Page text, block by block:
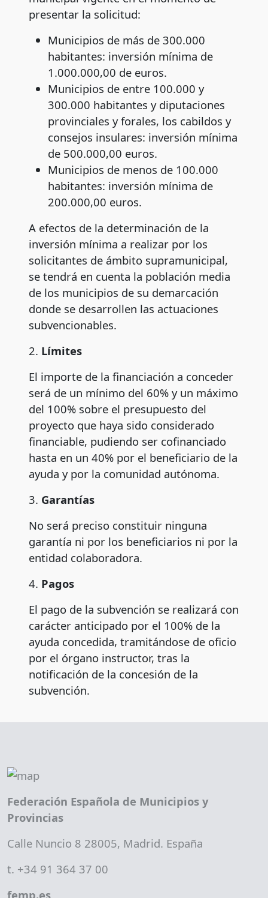
presentar la solicitud:
Municipios de más de 300.000
habitantes: inversión mínima de
1.000.000,00 de euros.
Municipios de entre 100.000 y
300.000 habitantes y diputaciones
provinciales y forales, los cabildos y
consejos insulares: inversión mínima
de 500.000,00 euros.
Municipios de menos de 100.000
habitantes: inversión mínima de
200.000,00 euros.
A efectos de la determinación de la
inversión mínima a realizar por los
solicitantes de ámbito supramunicipal,
se tendrá en cuenta la población media
de los municipios de su demarcación
donde se desarrollen las actuaciones
subvencionables.
2. Límites
El importe de la financiación a conceder
será de un mínimo del 60% y un máximo
del 100% sobre el presupuesto del
proyecto que haya sido considerado
financiable, pudiendo ser cofinanciado
hasta en un 40% por el beneficiario de la
ayuda y por la comunidad autónoma.
3. Garantías
No será preciso constituir ninguna
garantía ni por los beneficiarios ni por la
entidad colaboradora.
4. Pagos
El pago de la subvención se realizará con
carácter anticipado por el 100% de la
ayuda concedida, tramitándose de oficio
por el órgano instructor, tras la
notificación de la concesión de la
subvención.
Federación Española de Municipios y
Provincias
Calle Nuncio 8 28005, Madrid. España
t. +34 91 364 37 00
femp.es